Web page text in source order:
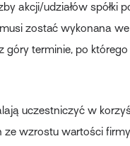
akcji/udziałów spółki
zostać wykonana we
góry terminie, po którego
uczestniczyć w
ze wzrostu wartości